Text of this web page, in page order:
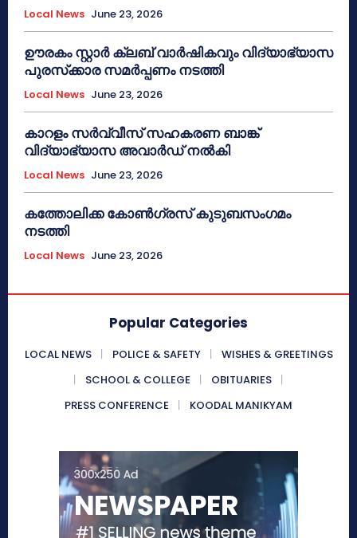
Local News June 23, 2026
ഊരകം സ്റ്റാർ ക്ലബ് വാർഷികവും വിദ്യാഭ്യാസ
പുരസ്‌ക്കാര സമർപ്പണം നടത്തി
Local News June 23, 2026
കാറളം സർവ്വീസ് സഹകരണ ബാങ്ക്
വിദ്യാഭ്യാസ അവാർഡ് നൽകി
Local News June 23, 2026
കത്തോലിക്ക കോൺഗ്രസ് കുടുബസംഗമം
നടത്തി
Local News June 23, 2026
Popular Categories
LOCAL NEWS POLICE & SAFETY
WISHES & GREETINGS
SCHOOL & COLLEGE
OBITUARIES
PRESS CONFERENCE
KOODAL MANIKYAM